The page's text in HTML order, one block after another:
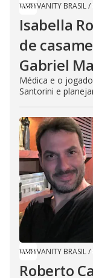
VANITY BRASIL/
Isabella
de
Gabriel
Médica e o
Santorini e
VANITY BRASIL/
Roberto